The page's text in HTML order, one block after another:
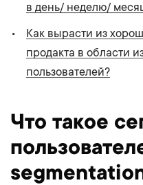
в день/ неделю/
Как вырасти из
продакта в области
пользователей?
Что такое